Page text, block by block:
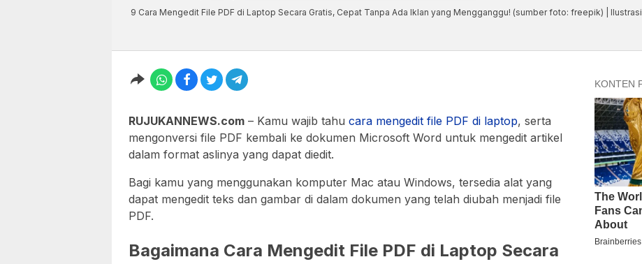
9 Cara Mengedit File PDF di Laptop Secara Gratis, Cepat Tanpa Ada Iklan yang Mengganggu! (sumber foto: freepik) | Ilustrasi
RUJUKANNEWS.com – Kamu wajib tahu cara mengedit file PDF di laptop, serta
mengonversi file PDF kembali ke dokumen Microsoft Word untuk mengedit artikel
dalam format aslinya yang dapat diedit.
Bagi kamu yang menggunakan komputer Mac atau Windows, tersedia alat yang
dapat mengedit teks dan gambar di dalam dokumen yang telah diubah menjadi file
PDF.
Bagaimana Cara Mengedit File PDF di Laptop Secara